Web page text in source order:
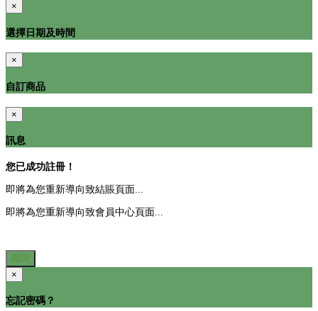
×
選擇日期及時間
×
自訂商品
×
訊息
您已成功註冊！
即將為您重新導向致結賬頁面...
即將為您重新導向致會員中心頁面...
關閉
×
忘記密碼？